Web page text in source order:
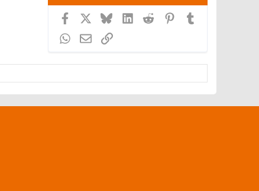
Facebook BlueskyLinkedInReddit Pinterest
WhatsApp
EmailLink